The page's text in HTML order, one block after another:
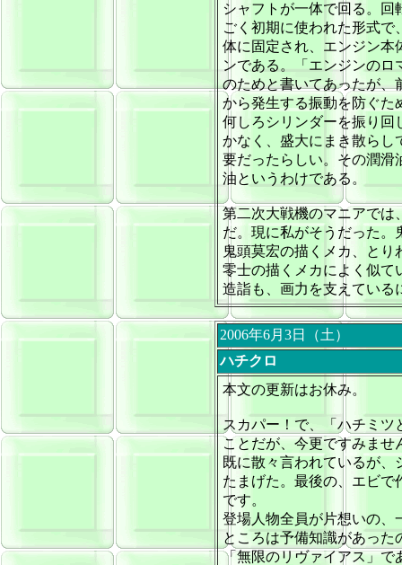
シャフトが一体で回る。
ごく初期に使われた形式
体に固定され、エンジン本
ンである。「エンジンの
のためと書いてあったが、
から発生する振動を防ぐた
何しろシリンダーを振り回
かなく、盛大にまき散らし
要だったらしい。その潤滑
油というわけである。
第二次大戦機のマニアでは
だ。現に私がそうだった。
鬼頭莫宏の描くメカ、と
零士の描くメカによく似て
造詣も、画力を支えている
2006年6月3日（土）
ハチクロ
本文の更新はお休み。
スカパー！で、「ハチミ
ことだが、今更ですみませ
既に散々言われているが
たまげた。最後の、エビで
です。
登場人物全員が片想いの、
ところは予備知識があっ
「無限のリヴァイアス」で